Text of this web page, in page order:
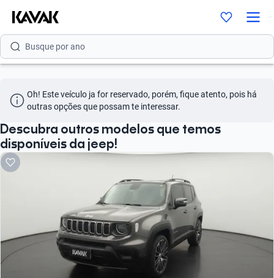
Busque por versão
Busque por ano
Oh! Este veículo ja for reservado, porém, fique atento, pois há
outras opções que possam te interessar.
Descubra outros modelos que temos
disponíveis da jeep!